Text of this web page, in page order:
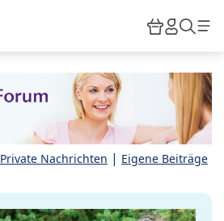
HiPP
Private Nachrichten | Eigene Beiträge